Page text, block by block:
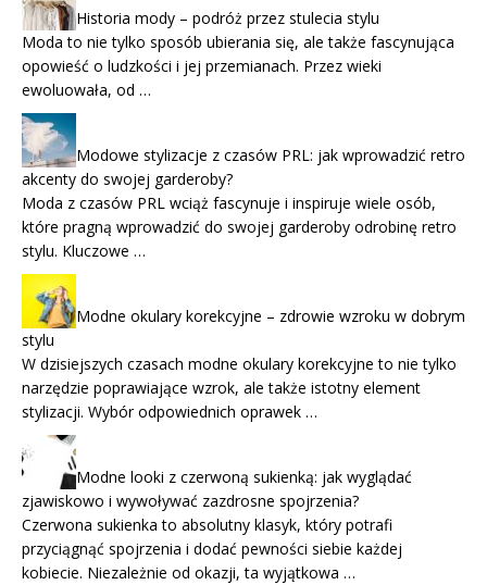
Historia mody – podróż przez stulecia stylu
Moda to nie tylko sposób ubierania się, ale także fascynująca
opowieść o ludzkości i jej przemianach. Przez wieki
ewoluowała, od …
Modowe stylizacje z czasów PRL: jak wprowadzić retro
akcenty do swojej garderoby?
Moda z czasów PRL wciąż fascynuje i inspiruje wiele osób,
które pragną wprowadzić do swojej garderoby odrobinę retro
stylu. Kluczowe …
Modne okulary korekcyjne – zdrowie wzroku w dobrym
stylu
W dzisiejszych czasach modne okulary korekcyjne to nie tylko
narzędzie poprawiające wzrok, ale także istotny element
stylizacji. Wybór odpowiednich oprawek …
Modne looki z czerwoną sukienką: jak wyglądać
zjawiskowo i wywoływać zazdrosne spojrzenia?
Czerwona sukienka to absolutny klasyk, który potrafi
przyciągnąć spojrzenia i dodać pewności siebie każdej
kobiecie. Niezależnie od okazji, ta wyjątkowa …